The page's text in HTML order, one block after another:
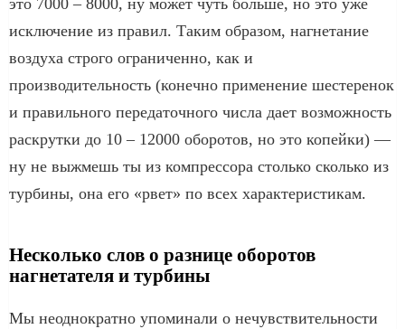
исключение из правил. Таким образом, нагнетание
воздуха строго ограниченно, как и
производительность (конечно применение шестеренок
и правильного передаточного числа дает возможность
раскрутки до 10 – 12000 оборотов, но это копейки) —
ну не выжмешь ты из компрессора столько сколько из
турбины, она его «рвет» по всех характеристикам.
Несколько слов о разнице оборотов
нагнетателя и турбины
Мы неоднократно упоминали о нечувствительности